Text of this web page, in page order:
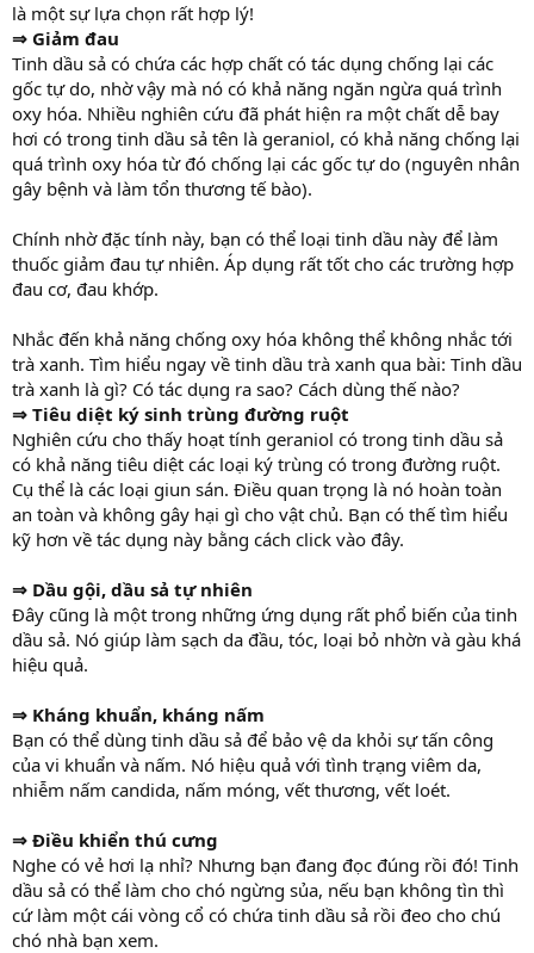
là một sự lựa chọn rất hợp lý!
⇒ Giảm đau
Tinh dầu sả có chứa các hợp chất có tác dụng chống lại các
gốc tự do, nhờ vậy mà nó có khả năng ngăn ngừa quá trình
oxy hóa. Nhiều nghiên cứu đã phát hiện ra một chất dễ bay
hơi có trong tinh dầu sả tên là geraniol, có khả năng chống lại
quá trình oxy hóa từ đó chống lại các gốc tự do (nguyên nhân
gây bệnh và làm tổn thương tế bào).
Chính nhờ đặc tính này, bạn có thể loại tinh dầu này để làm
thuốc giảm đau tự nhiên. Áp dụng rất tốt cho các trường hợp
đau cơ, đau khớp.
Nhắc đến khả năng chống oxy hóa không thể không nhắc tới
trà xanh. Tìm hiểu ngay về tinh dầu trà xanh qua bài: Tinh dầu
trà xanh là gì? Có tác dụng ra sao? Cách dùng thế nào?
⇒ Tiêu diệt ký sinh trùng đường ruột
Nghiên cứu cho thấy hoạt tính geraniol có trong tinh dầu sả
có khả năng tiêu diệt các loại ký trùng có trong đường ruột.
Cụ thể là các loại giun sán. Điều quan trọng là nó hoàn toàn
an toàn và không gây hại gì cho vật chủ. Bạn có thế tìm hiểu
kỹ hơn về tác dụng này bằng cách click vào đây.
⇒ Dầu gội, dầu sả tự nhiên
Đây cũng là một trong những ứng dụng rất phổ biến của tinh
dầu sả. Nó giúp làm sạch da đầu, tóc, loại bỏ nhờn và gàu khá
hiệu quả.
⇒ Kháng khuẩn, kháng nấm
Bạn có thể dùng tinh dầu sả để bảo vệ da khỏi sự tấn công
của vi khuẩn và nấm. Nó hiệu quả với tình trạng viêm da,
nhiễm nấm candida, nấm móng, vết thương, vết loét.
⇒ Điều khiển thú cưng
Nghe có vẻ hơi lạ nhỉ? Nhưng bạn đang đọc đúng rồi đó! Tinh
dầu sả có thể làm cho chó ngừng sủa, nếu bạn không tìn thì
cứ làm một cái vòng cổ có chứa tinh dầu sả rồi đeo cho chú
chó nhà bạn xem.